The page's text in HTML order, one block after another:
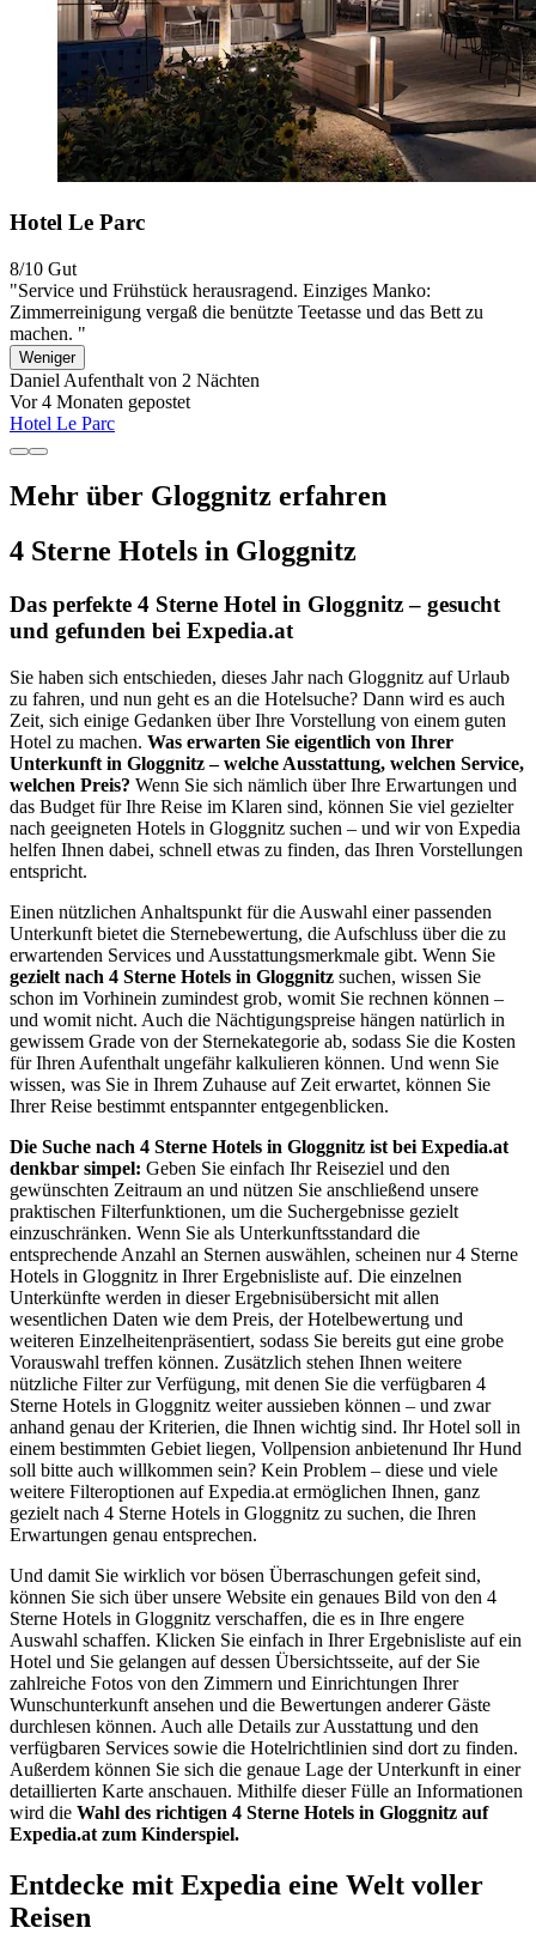
Hotel Le Parc
8/10 Gut
"Service und Frühstück herausragend. Einziges Manko:
Zimmerreinigung vergaß die benützte Teetasse und das Bett zu
machen. "
Weniger
Daniel Aufenthalt von 2 Nächten
Vor 4 Monaten gepostet
Hotel Le Parc
Mehr über Gloggnitz erfahren
4 Sterne Hotels in Gloggnitz
Das perfekte 4 Sterne Hotel in Gloggnitz – gesucht
und gefunden bei Expedia.at
Sie haben sich entschieden, dieses Jahr nach Gloggnitz auf Urlaub
zu fahren, und nun geht es an die Hotelsuche? Dann wird es auch
Zeit, sich einige Gedanken über Ihre Vorstellung von einem guten
Hotel zu machen. Was erwarten Sie eigentlich von Ihrer
Unterkunft in Gloggnitz – welche Ausstattung, welchen Service,
welchen Preis? Wenn Sie sich nämlich über Ihre Erwartungen und
das Budget für Ihre Reise im Klaren sind, können Sie viel gezielter
nach geeigneten Hotels in Gloggnitz suchen – und wir von Expedia
helfen Ihnen dabei, schnell etwas zu finden, das Ihren Vorstellungen
entspricht.
Einen nützlichen Anhaltspunkt für die Auswahl einer passenden
Unterkunft bietet die Sternebewertung, die Aufschluss über die zu
erwartenden Services und Ausstattungsmerkmale gibt. Wenn Sie
gezielt nach 4 Sterne Hotels in Gloggnitz suchen, wissen Sie
schon im Vorhinein zumindest grob, womit Sie rechnen können –
und womit nicht. Auch die Nächtigungspreise hängen natürlich in
gewissem Grade von der Sternekategorie ab, sodass Sie die Kosten
für Ihren Aufenthalt ungefähr kalkulieren können. Und wenn Sie
wissen, was Sie in Ihrem Zuhause auf Zeit erwartet, können Sie
Ihrer Reise bestimmt entspannter entgegenblicken.
Die Suche nach 4 Sterne Hotels in Gloggnitz ist bei Expedia.at
denkbar simpel: Geben Sie einfach Ihr Reiseziel und den
gewünschten Zeitraum an und nützen Sie anschließend unsere
praktischen Filterfunktionen, um die Suchergebnisse gezielt
einzuschränken. Wenn Sie als Unterkunftsstandard die
entsprechende Anzahl an Sternen auswählen, scheinen nur 4 Sterne
Hotels in Gloggnitz in Ihrer Ergebnisliste auf. Die einzelnen
Unterkünfte werden in dieser Ergebnisübersicht mit allen
wesentlichen Daten wie dem Preis, der Hotelbewertung und
weiteren Einzelheitenpräsentiert, sodass Sie bereits gut eine grobe
Vorauswahl treffen können. Zusätzlich stehen Ihnen weitere
nützliche Filter zur Verfügung, mit denen Sie die verfügbaren 4
Sterne Hotels in Gloggnitz weiter aussieben können – und zwar
anhand genau der Kriterien, die Ihnen wichtig sind. Ihr Hotel soll in
einem bestimmten Gebiet liegen, Vollpension anbietenund Ihr Hund
soll bitte auch willkommen sein? Kein Problem – diese und viele
weitere Filteroptionen auf Expedia.at ermöglichen Ihnen, ganz
gezielt nach 4 Sterne Hotels in Gloggnitz zu suchen, die Ihren
Erwartungen genau entsprechen.
Und damit Sie wirklich vor bösen Überraschungen gefeit sind,
können Sie sich über unsere Website ein genaues Bild von den 4
Sterne Hotels in Gloggnitz verschaffen, die es in Ihre engere
Auswahl schaffen. Klicken Sie einfach in Ihrer Ergebnisliste auf ein
Hotel und Sie gelangen auf dessen Übersichtsseite, auf der Sie
zahlreiche Fotos von den Zimmern und Einrichtungen Ihrer
Wunschunterkunft ansehen und die Bewertungen anderer Gäste
durchlesen können. Auch alle Details zur Ausstattung und den
verfügbaren Services sowie die Hotelrichtlinien sind dort zu finden.
Außerdem können Sie sich die genaue Lage der Unterkunft in einer
detaillierten Karte anschauen. Mithilfe dieser Fülle an Informationen
wird die Wahl des richtigen 4 Sterne Hotels in Gloggnitz auf
Expedia.at zum Kinderspiel.
Entdecke mit Expedia eine Welt voller
Reisen